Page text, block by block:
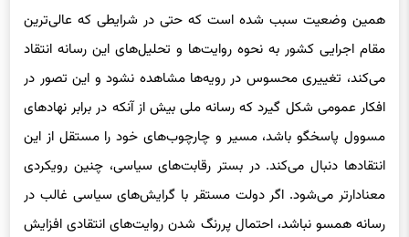
همین وضعیت سبب شده است که حتی در شرایطی که عالی‌ترین
مقام اجرایی کشور به نحوه روایت‌ها و تحلیل‌های این رسانه انتقاد
می‌کند، تغییری محسوس در رویه‌ها مشاهده نشود و این تصور در
افکار عمومی شکل گیرد که رسانه ملی بیش از آنکه در برابر نهادهای
مسوول پاسخگو باشد، مسیر و چارچوب‌های خود را مستقل از این
انتقادها دنبال می‌کند. در بستر رقابت‌های سیاسی، چنین رویکردی
معنادارتر می‌شود. اگر دولت مستقر با گرایش‌های سیاسی غالب در
رسانه همسو نباشد، احتمال پررنگ شدن روایت‌های انتقادی افزایش